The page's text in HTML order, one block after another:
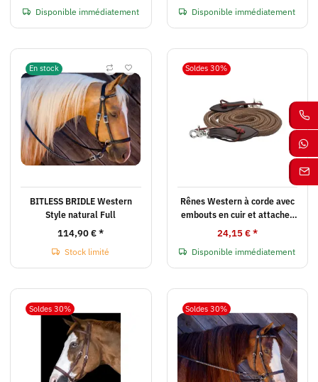
Disponible immédiatement Disponible immédiatement
En stock
BITLESS BRIDLE Western
Style natural Full
114,90 €*
Stock limité
Soldes 30%
Rênes Western à corde avec
embouts en cuir et attaches
rapides (BB USA)
24,15 €*
Disponible immédiatement
Soldes 30% Soldes 30%